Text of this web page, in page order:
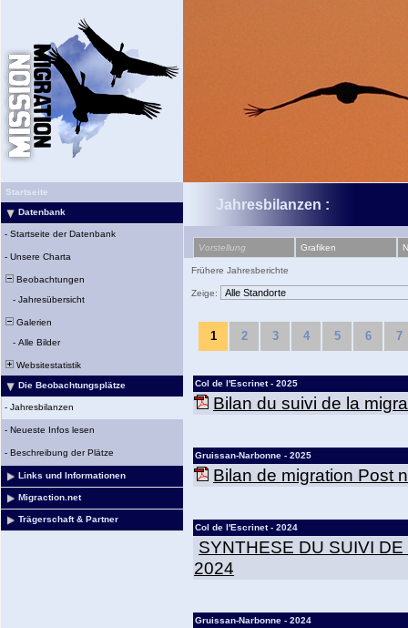
Startseite
Datenbank
- Startseite der Datenbank
- Unsere Charta
Beobachtungen
- Jahresübersicht
Galerien
- Alle Bilder
Websitestatistik
Die Beobachtungsplätze
- Jahresbilanzen
- Neueste Infos lesen
- Beschreibung der Plätze
Links und Informationen
Migraction.net
Trägerschaft & Partner
Jahresbilanzen :
Vorstellung Grafiken
Frühere Jahresberichte
Zeige:
1 2 3 4 5 6 7
Col de l'Escrinet - 2025
Bilan du suivi de la
Gruissan-Narbonne - 2025
Bilan de migration Post
Col de l'Escrinet - 2024
SYNTHESE DU SUIVI
2024
Gruissan-Narbonne - 2024